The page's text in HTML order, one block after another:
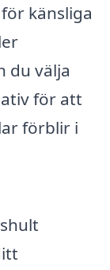
känsliga
du välja
för att
förblir i